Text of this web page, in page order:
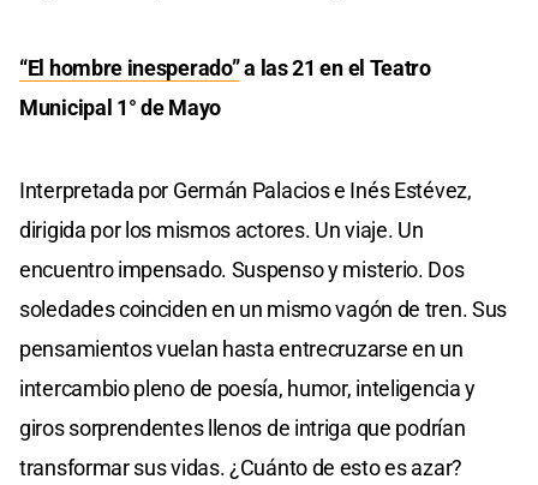
“El hombre inesperado”a las 21 en el Teatro
Municipal 1° de Mayo
Interpretada por Germán Palacios e Inés Estévez,
dirigida por los mismos actores. Un viaje. Un
encuentro impensado. Suspenso y misterio. Dos
soledades coinciden en un mismo vagón de tren. Sus
pensamientos vuelan hasta entrecruzarse en un
intercambio pleno de poesía, humor, inteligencia y
giros sorprendentes llenos de intriga que podrían
transformar sus vidas. ¿Cuánto de esto es azar?